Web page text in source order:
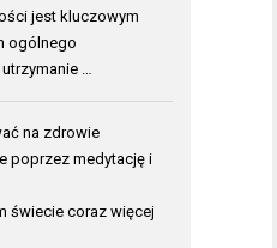
jest kluczowym
ogólnego
…
na zdrowie
poprzez medytację i
świecie coraz więcej